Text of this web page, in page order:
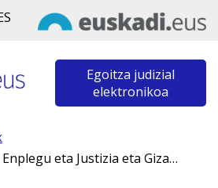
Egoitza judizial
elektronikoa
sailen egitura berriak onartu dira (Gobernu Bilera 2024-11-05)